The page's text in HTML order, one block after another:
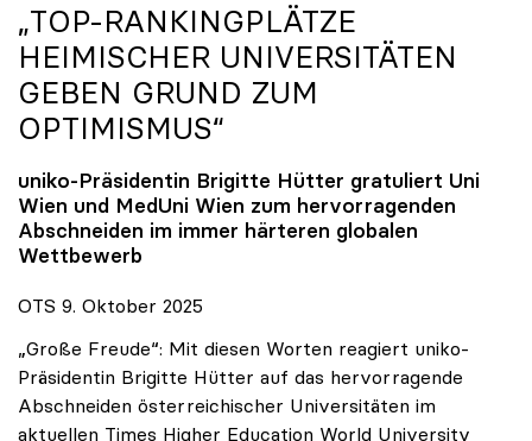
„TOP-RANKINGPLÄTZE
HEIMISCHER UNIVERSITÄTEN
GEBEN GRUND ZUM
OPTIMISMUS“
uniko-Präsidentin Brigitte Hütter gratuliert Uni
Wien und MedUni Wien zum hervorragenden
Abschneiden im immer härteren globalen
Wettbewerb
OTS 9. Oktober 2025
„Große Freude“: Mit diesen Worten reagiert uniko-
Präsidentin Brigitte Hütter auf das hervorragende
Abschneiden österreichischer Universitäten im
aktuellen Times Higher Education World University